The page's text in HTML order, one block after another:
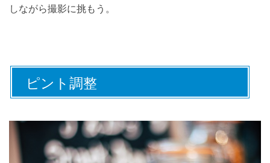
しながら撮影に挑もう。
ピント調整